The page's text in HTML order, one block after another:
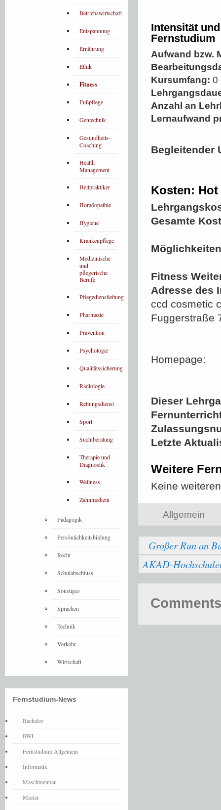
Intensität
Fernstudium
Aufwand bzw.
Kursumfang: 0
Anzahl an
Lernaufwand
Begleitender
Kosten: Hot
Gesamte
Fitness
Adresse des
ccd cosmetic
Fuggerstraße
Homepage:
Dieser
Letzte
Weitere
Keine
Allgemein
Großer Run an
AKAD-
Betriebswirtschaft
Entspannung
Ernährung
Ethik
Fitness
Fußpflege
Gentechnik
Gesundheits-
Coaching
Health
Management
Heilpraktiker
Homöopathie
Hygiene
Krankenpflege
Medizinische
und
pflegerische
Berufe
Pflegedienstleitung
Pharmazie
Prävention
Psychologie
Qualitätssicherung
Radiologie
Rettungsdienst
Sport
Suchtberatung
Therapie und
Diagnostik
Wellness
Zahnmedizin
Pädagogik
Persönlichkeitsbildung
Recht
Schulabschluss
Sonstiges
Sprachen
Technik
Verkehr
Wirtschaft
Fernstudium-News
Bachelor
BWL
Fernstudium Allgemein
Informatik
Maschinenbau
Master